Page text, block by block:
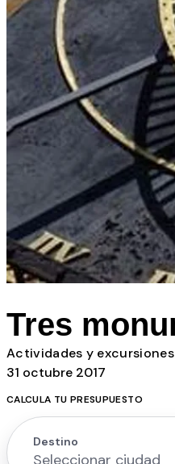
Tres
Actividades y excursiones
31 octubre 2017
CALCULA TU PRESUPUESTO